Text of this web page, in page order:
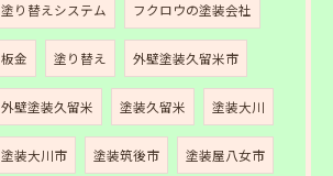
塗り替えシステム フクロウの塗装会社
板金 塗り替え 外壁塗装久留米市
外壁塗装久留米 塗装久留米 塗装大川
塗装大川市 塗装筑後市 塗装屋八女市